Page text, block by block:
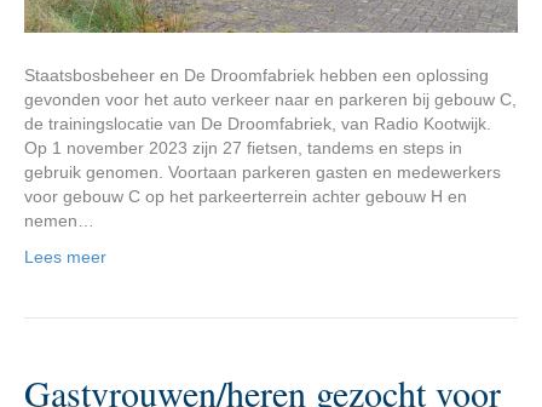
Staatsbosbeheer en De Droomfabriek hebben een oplossing
gevonden voor het auto verkeer naar en parkeren bij gebouw C,
de trainingslocatie van De Droomfabriek, van Radio Kootwijk.
Op 1 november 2023 zijn 27 fietsen, tandems en steps in
gebruik genomen. Voortaan parkeren gasten en medewerkers
voor gebouw C op het parkeerterrein achter gebouw H en
nemen…
Lees meer
Gastvrouwen/heren gezocht voor